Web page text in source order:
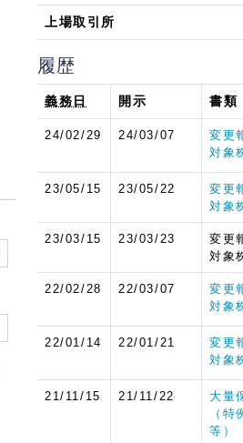
上場取引所
履歴
義務日 開示 書類
24/02/29 24/03/07
変更
対象
23/05/15 23/05/22
変更
対象
23/03/15 23/03/23
変更
対象
22/02/28 22/03/07
変更
対象
22/01/14 22/01/21
変更
対象
21/11/15 21/11/22
大量
（特
等）